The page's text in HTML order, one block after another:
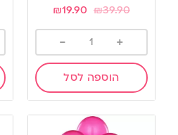
₪39.90
₪19.90
+
-
הוספה לסל